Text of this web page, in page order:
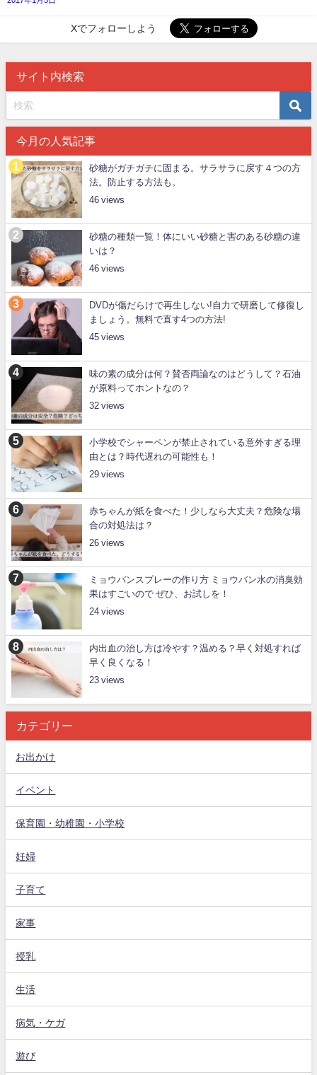
Xでフォローしよう
サイト内検索
今月の人気記事
砂糖がガチガチに固まる。サラサラに戻す４つの方
法。防止する方法も。
46
砂糖の種類一覧！体にいい砂糖と害のある砂糖の違
いは？
46
DVDが傷だらけで再生しない!自力で研磨して修復し
ましょう。無料で直す4つの方法!
45
味の素の成分は何？賛否両論なのはどうして？石油
が原料ってホントなの？
32
小学校でシャーペンが禁止されている意外すぎる理
由とは？時代遅れの可能性も！
29
赤ちゃんが紙を食べた！少しなら大丈夫？危険な場
合の対処法は？
26
ミョウバンスプレーの作り方 ミョウバン水の消臭効
果はすごいので ぜひ、お試しを！
24
内出血の治し方は冷やす？温める？早く対処すれば
早く良くなる！
23
カテゴリー
お出かけ
イベント
保育園・幼稚園・小学校
妊婦
子育て
家事
授乳
生活
病気・ケガ
遊び